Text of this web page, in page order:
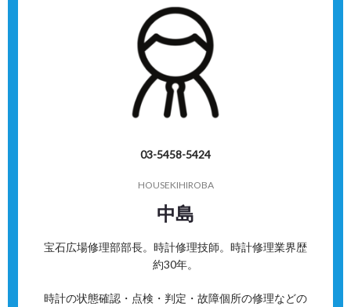
03-5458-5424
HOUSEKIHIROBA
中島
宝石広場修理部部長。時計修理技師。時計修理業界歴
約30年。
時計の状態確認・点検・判定・故障個所の修理などの